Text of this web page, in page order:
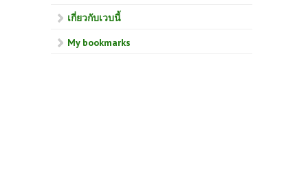
เกี่ยวกับเวบนี้
My bookmarks